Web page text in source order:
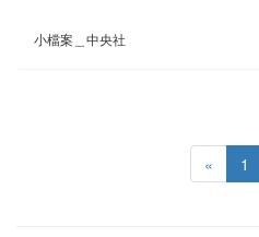
小檔案＿中央社
« 1